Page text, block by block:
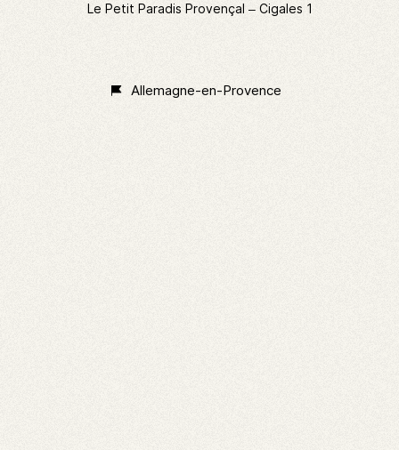
Le Petit Paradis Provençal – Cigales 1
Classé
Allemagne-en-Provence